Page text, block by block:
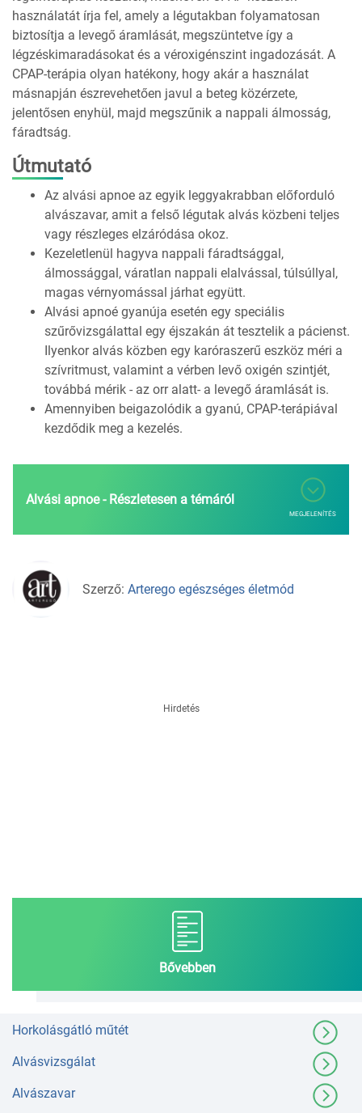
használatát írja fel, amely a légutakban folyamatosan
biztosítja a levegő áramlását, megszüntetve így a
légzéskimaradásokat és a véroxigénszint ingadozását. A
CPAP-terápia olyan hatékony, hogy akár a használat
másnapján észrevehetően javul a beteg közérzete,
jelentősen enyhül, majd megszűnik a nappali álmosság,
fáradtság.
Útmutató
Az alvási apnoe az egyik leggyakrabban előforduló
alvászavar, amit a felső légutak alvás közbeni teljes
vagy részleges elzáródása okoz.
Kezeletlenül hagyva nappali fáradtsággal,
álmossággal, váratlan nappali elalvással, túlsúllyal,
magas vérnyomással járhat együtt.
Alvási apnoé gyanúja esetén egy speciális
szűrővizsgálattal egy éjszakán át tesztelik a pácienst.
Ilyenkor alvás közben egy karóraszerű eszköz méri a
szívritmust, valamint a vérben levő oxigén szintjét,
továbbá mérik - az orr alatt- a levegő áramlását is.
Amennyiben beigazolódik a gyanú, CPAP-terápiával
kezdődik meg a kezelés.
Alvási apnoe - Részletesen a témáról
MEGJELENÍTÉS
Szerző: Arterego egészséges életmód
Hirdetés
Bővebben
Horkolásgátló műtét
Alvásvizsgálat
Alvászavar